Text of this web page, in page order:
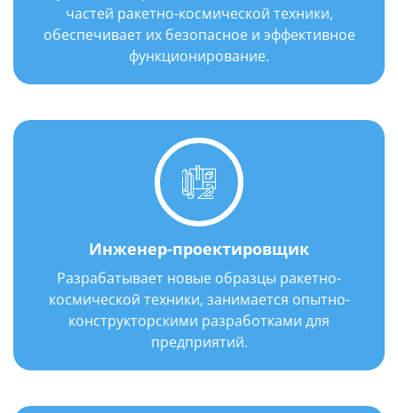
частей ракетно-космической техники,
обеспечивает их безопасное и эффективное
функционирование.
Инженер-проектировщик
Разрабатывает новые образцы ракетно-
космической техники, занимается опытно-
конструкторскими разработками для
предприятий.